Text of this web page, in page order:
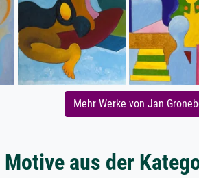
Mehr Werke von Jan
aus der